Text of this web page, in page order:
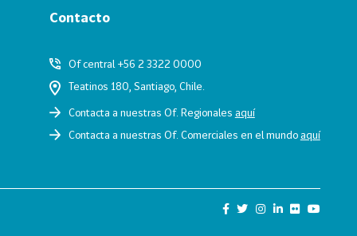
Contacto
Of central +56 2 3322 0000
Teatinos 180, Santiago, Chile.
Contacta a nuestras Of. Regionales aquí
Contacta a nuestras Of. Comerciales en el mundoaquí